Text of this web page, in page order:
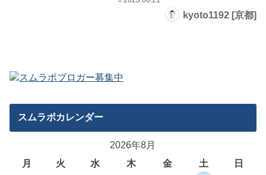
kyoto1192 [京都]
スムラボカレンダー
2026年8月
月
火 水 木 金 土
日